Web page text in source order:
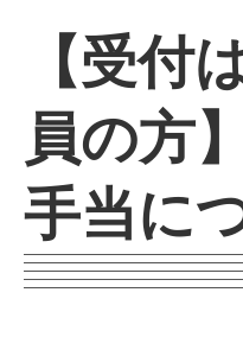
【受付
員の方
手当に